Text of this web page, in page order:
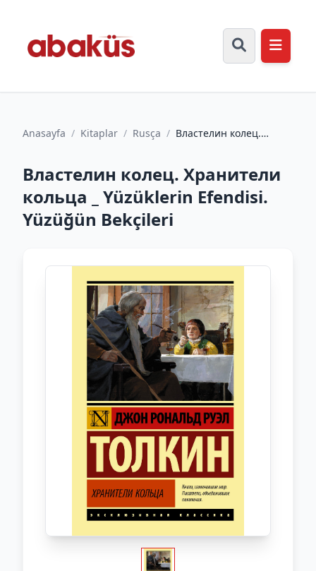
Anasayfa / Kitaplar / Rusça / Властелин колец.
Yüzüğün...
Властелин колец. Хранители
кольца _ Yüzüklerin Efendisi.
Yüzüğün Bekçileri